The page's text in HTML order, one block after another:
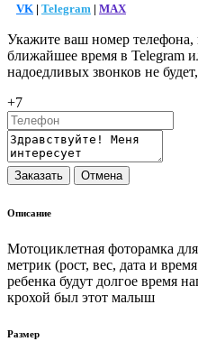
VK | Telegram | MAX
Укажите ваш номер
ближайшее время в Telegram
надоедливых звонков не
+7
Описание
Мотоциклетная фоторамка
метрик (рост, вес, дата и
ребенка будут долгое время
крохой был этот малыш
Размер